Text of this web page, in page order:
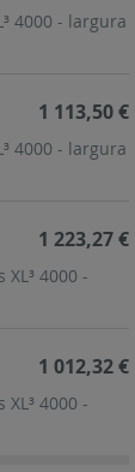
4000 - largura
4000 - largura
1 113,50 €
4000 -
1 223,27 €
4000 -
1 012,32 €